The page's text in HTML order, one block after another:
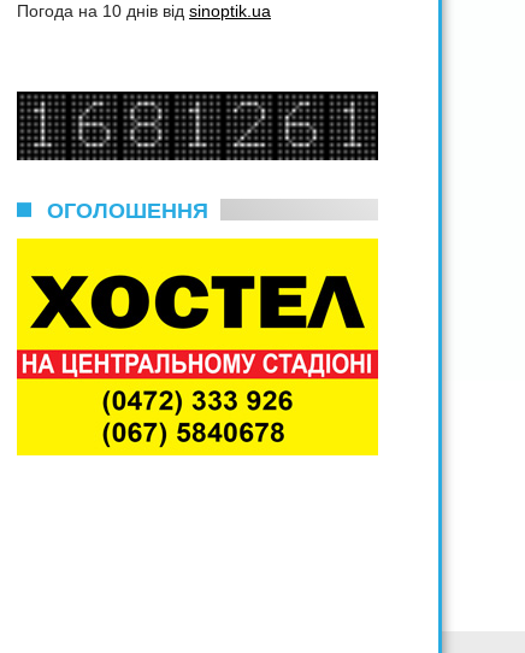
Погода на 10 днів від sinoptik.ua
ОГОЛОШЕННЯ